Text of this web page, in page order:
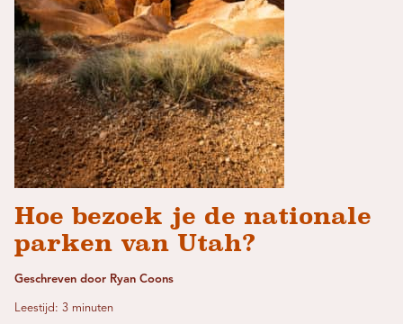
Hoe bezoek je de nationale
parken van Utah?
Geschreven door Ryan Coons
Leestijd: 3 minuten